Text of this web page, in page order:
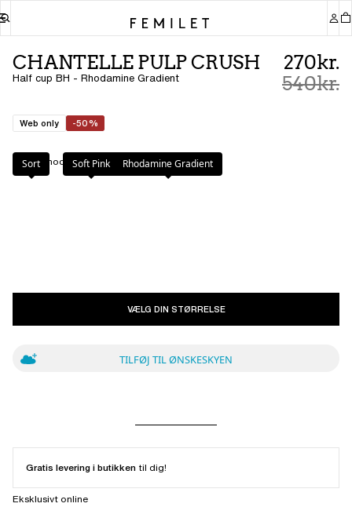
CHANTELLE PULP CRUSH
Half cup BH - Rhodamine Gradient
270kr.
540kr.
Web only -50%
Farve: Rhodamine Gradient
Sort Soft Pink Rhodamine Gradient
VÆLG DIN STØRRELSE
TILFØJ TIL ØNSKESKYEN
Gratis levering i butikken til dig!
Eksklusivt online